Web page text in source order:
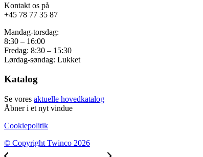
Kontakt os på
+45 78 77 35 87
Mandag-torsdag:
8:30 – 16:00
Fredag: 8:30 – 15:30
Lørdag-søndag: Lukket
Katalog
Se vores aktuelle hovedkatalog
Åbner i et nyt vindue
Cookiepolitik
© Copyright Twinco 2026